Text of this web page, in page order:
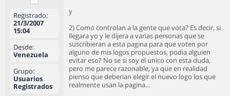
Registrado:
21/3/2007
15:04
Desde:
Venezuela
Grupo:
Usuarios
Registrados
y
2) Como controlan a la gente que vota? Es decir, si
llegara yo y le dijera a varias personas que se
suscribieran a esta pagina para que voten por
alguno de mis logos propuestos, podia alguien
evitar eso? No se si soy el unico con esta duda,
pero me parece razonable, ya que en realidad
pienso que deberian elegir el nuevo logo los que
realmente usan la pagina...